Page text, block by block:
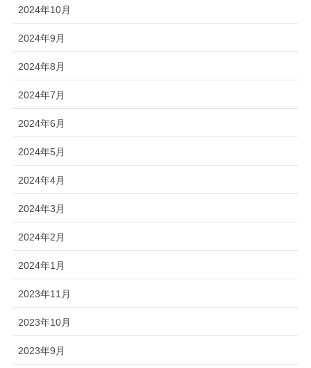
2024年10月
2024年9月
2024年8月
2024年7月
2024年6月
2024年5月
2024年4月
2024年3月
2024年2月
2024年1月
2023年11月
2023年10月
2023年9月